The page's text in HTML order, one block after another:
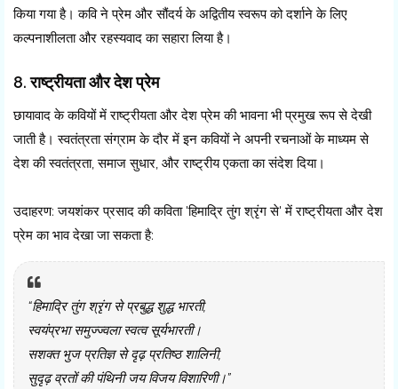
किया गया है। कवि ने प्रेम और सौंदर्य के अद्वितीय स्वरूप को दर्शाने के लिए
कल्पनाशीलता और रहस्यवाद का सहारा लिया है।
8. राष्ट्रीयता और देश प्रेम
छायावाद के कवियों में राष्ट्रीयता और देश प्रेम की भावना भी प्रमुख रूप से देखी
जाती है। स्वतंत्रता संग्राम के दौर में इन कवियों ने अपनी रचनाओं के माध्यम से
देश की स्वतंत्रता, समाज सुधार, और राष्ट्रीय एकता का संदेश दिया।
उदाहरण: जयशंकर प्रसाद की कविता 'हिमाद्रि तुंग श्रृंग से' में राष्ट्रीयता और देश
प्रेम का भाव देखा जा सकता है:
“हिमाद्रि तुंग श्रृंग से प्रबुद्ध शुद्ध भारती,
स्वयंप्रभा समुज्ज्वला स्वत्व सूर्यभारती।
सशक्त भुज प्रतिज्ञ से दृढ़ प्रतिष्ठ शालिनी,
सुदृढ़ व्रतों की पंथिनी जय विजय विशारिणी।”